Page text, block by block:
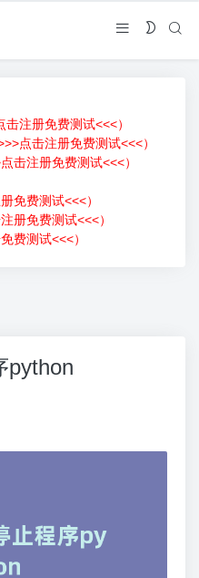
注册免费测试<<<）
点击注册免费测试<<<）
击注册免费测试<<<）
免费测试<<<）
册免费测试<<<）
费测试<<<）
python